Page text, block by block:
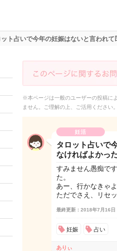
ト占いで今年の妊娠はないと言われて
※本ページは一般のユーザーの投稿に
ません。ご理解の上、ご活用ください。
妊活
タロット占いで
なければよかった
すみません愚痴で
た。
あー、行かなきゃ
ただでさえ、リセ
最終更新：2018年7月16日
妊娠 占い
ありぃ